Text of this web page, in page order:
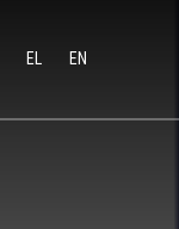
EL EN